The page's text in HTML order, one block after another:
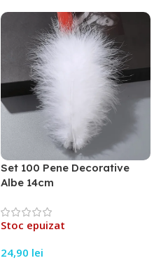
Set 100 Pene Decorative
Albe 14cm
Stoc epuizat
24,90 lei